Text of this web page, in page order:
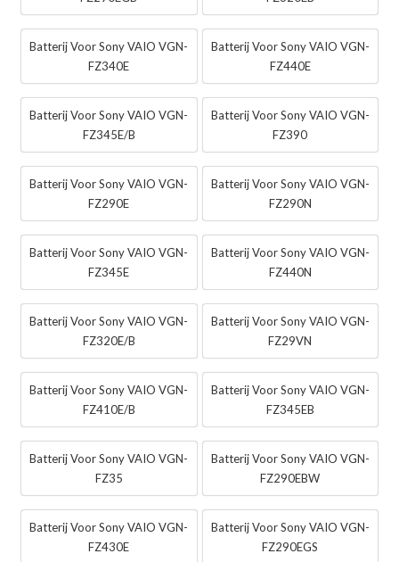
Batterij Voor Sony VAIO VGN-
FZ340E
Batterij Voor Sony VAIO VGN-
FZ440E
Batterij Voor Sony VAIO VGN-
FZ345E/B
Batterij Voor Sony VAIO VGN-
FZ390
Batterij Voor Sony VAIO VGN-
FZ290E
Batterij Voor Sony VAIO VGN-
FZ290N
Batterij Voor Sony VAIO VGN-
FZ345E
Batterij Voor Sony VAIO VGN-
FZ440N
Batterij Voor Sony VAIO VGN-
FZ320E/B
Batterij Voor Sony VAIO VGN-
FZ29VN
Batterij Voor Sony VAIO VGN-
FZ410E/B
Batterij Voor Sony VAIO VGN-
FZ345EB
Batterij Voor Sony VAIO VGN-
FZ35
Batterij Voor Sony VAIO VGN-
FZ290EBW
Batterij Voor Sony VAIO VGN-
FZ430E
Batterij Voor Sony VAIO VGN-
FZ290EGS